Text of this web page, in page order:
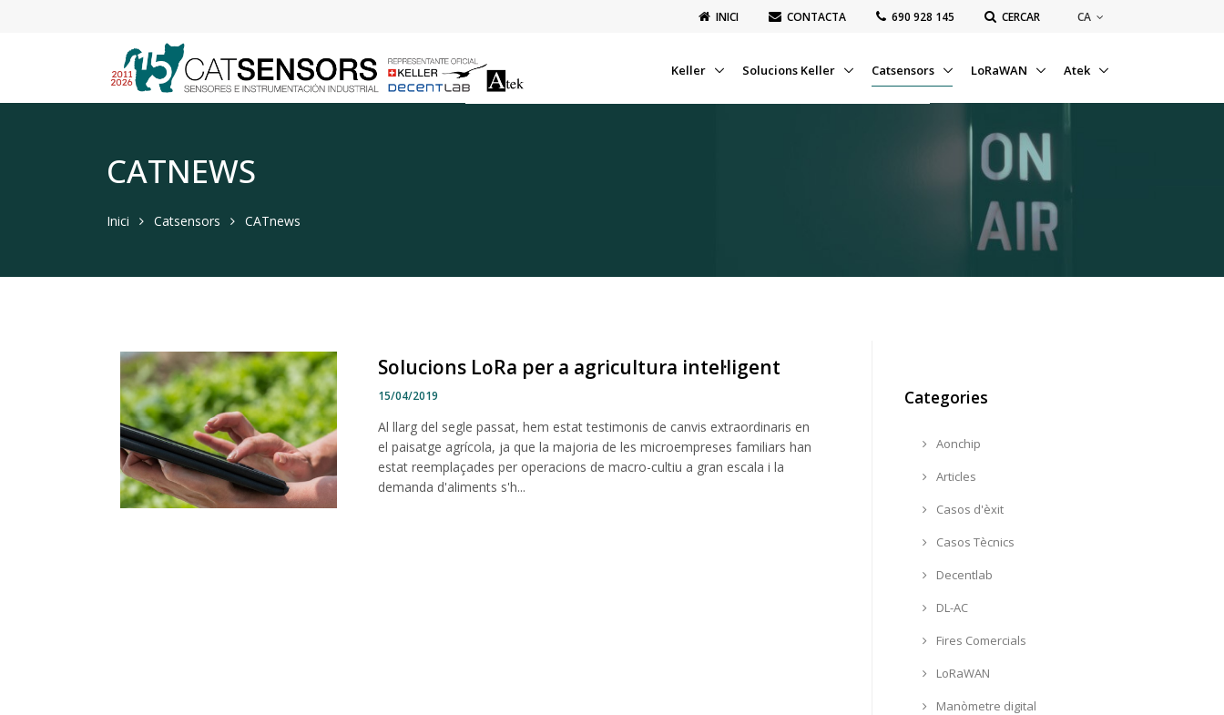
INICI CONTACTA ‭690 928 145‬ CERCAR CA
Keller Solucions Keller Catsensors LoRaWAN Atek
CATNEWS
Inici Catsensors CATnews
Solucions LoRa per a agricultura intel·ligent
15/04/2019
Al llarg del segle passat, hem estat testimonis de canvis extraordinaris en
el paisatge agrícola, ja que la majoria de les microempreses familiars han
estat reemplaçades per operacions de macro-cultiu a gran escala i la
demanda d'aliments s'h...
Categories
Aonchip
Articles
Casos d'èxit
Casos Tècnics
Decentlab
DL-AC
Fires Comercials
LoRaWAN
Manòmetre digital